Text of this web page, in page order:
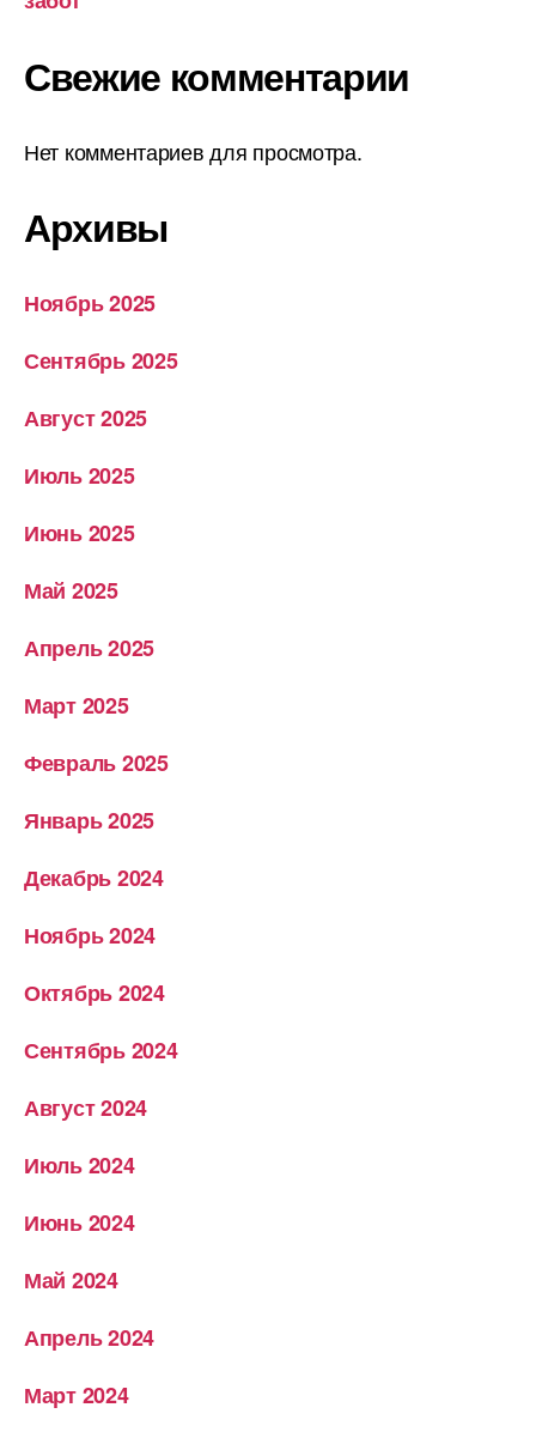
Свежие комментарии
Нет комментариев для просмотра.
Архивы
Ноябрь 2025
Сентябрь 2025
Август 2025
Июль 2025
Июнь 2025
Май 2025
Апрель 2025
Март 2025
Февраль 2025
Январь 2025
Декабрь 2024
Ноябрь 2024
Октябрь 2024
Сентябрь 2024
Август 2024
Июль 2024
Июнь 2024
Май 2024
Апрель 2024
Март 2024